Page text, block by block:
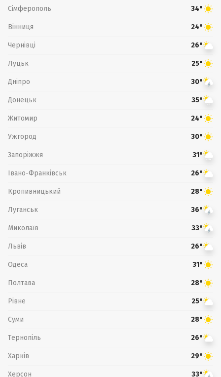
Сімферополь 34°
Вінниця 24°
Чернівці 26°
Луцьк 25°
Дніпро 30°
Донецьк 35°
Житомир 24°
Ужгород 30°
Запоріжжя 31°
Івано-Франківськ 26°
Кропивницький 28°
Луганськ 36°
Миколаїв 33°
Львів 26°
Одеса 31°
Полтава 28°
Рівне 25°
Суми 28°
Тернопіль 26°
Харків 29°
Херсон 33°